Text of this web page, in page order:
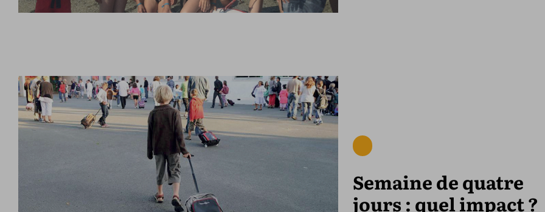
Semaine de quatre
jours : quel impact ?